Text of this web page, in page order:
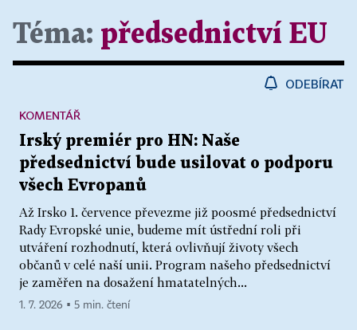
Téma: předsednictví EU
ODEBÍRAT
Irský premiér pro HN: Naše
předsednictví bude usilovat o podporu
všech Evropanů
Až Irsko 1. července převezme již poosmé předsednictví
Rady Evropské unie, budeme mít ústřední roli při
utváření rozhodnutí, která ovlivňují životy všech
občanů v celé naší unii. Program našeho předsednictví
je zaměřen na dosažení hmatatelných...
KOMENTÁŘ
1. 7. 2026 ▪ 5 min. čtení